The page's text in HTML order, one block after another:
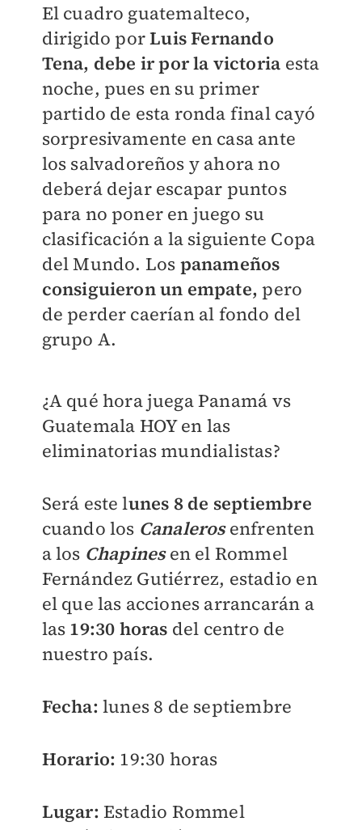
El cuadro guatemalteco,
dirigido porLuis Fernando
Tena, debe ir por la victoria esta
noche, pues en su primer
partido de esta ronda final cayó
sorpresivamente en casa ante
los salvadoreños y ahora no
deberá dejar escapar puntos
para no poner en juego su
clasificación a la siguiente Copa
del Mundo. Los panameños
consiguieron un empate, pero
de perder caerían al fondo del
grupo A.
¿A qué hora juega Panamá vs
Guatemala HOY en las
eliminatorias mundialistas?
Será este lunes 8 de septiembre
cuando los Canalerosenfrenten
a los Chapinesen el Rommel
Fernández Gutiérrez, estadio en
el que las acciones arrancarán a
las 19:30 horas del centro de
nuestro país.
Fecha: lunes 8 de septiembre
Horario: 19:30 horas
Lugar: Estadio Rommel